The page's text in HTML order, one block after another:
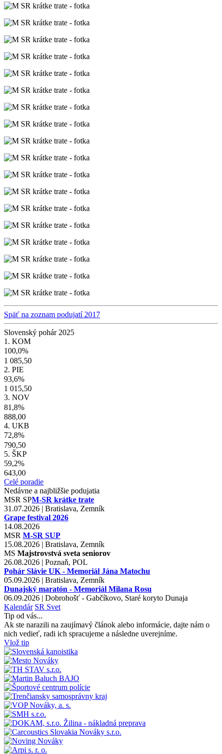
Späť na zoznam podujatí 2017
Slovenský pohár 2025
1. KOM
100,0%
1 085,50
2. PIE
93,6%
1 015,50
3. NOV
81,8%
888,00
4. UKB
72,8%
790,50
5. ŠKP
59,2%
643,00
Celé poradie
Nedávne a najbližšie podujatia
MSR SPM-SR krátke trate
31.07.2026 | Bratislava, Zemník
Grape festival 2026
14.08.2026
MSR M-SR SUP
15.08.2026 | Bratislava, Zemník
MS Majstrovstvá sveta seniorov
26.08.2026 | Poznaň, POL
Pohár Slávie UK - Memoriál Jána Matochu
05.09.2026 | Bratislava, Zemník
Dunajský maratón - Memoriál Milana Rosu
06.09.2026 | Dobrohošť - Gabčíkovo, Staré koryto Dunaja
Kalendár SR Svet
Tip od vás...
Ak ste narazili na zaujímavý článok alebo informácie, dajte nám o
nich vedieť, radi ich spracujeme a následne uverejníme.
Vlož tip